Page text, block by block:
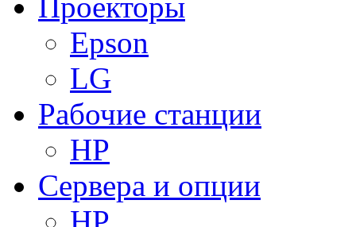
Проекторы
Epson
LG
Рабочие станции
HP
Сервера и опции